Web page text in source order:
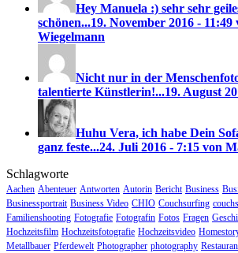
Hey Manuela :) sehr sehr
schönen...19. November 2016 -
Wiegelmann
Nicht nur in der
talentierte Künstlerin!...19. August
Huhu Vera, ich habe Dein
ganz feste...24. Juli 2016 - 7:15 von
Schlagworte
Aachen Abenteuer Antworten Autorin Bericht Business
Businessportrait Business Video CHIO Couchsurfing
Familienshooting Fotografie Fotografin Fotos Fragen
Hochzeitsfilm Hochzeitsfotografie Hochzeitsvideo
Metallbauer Pferdewelt Photographer photography